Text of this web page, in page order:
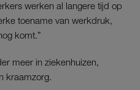
werken al langere tijd op
toename van werkdruk,
komt.”
meer in ziekenhuizen,
kraamzorg.